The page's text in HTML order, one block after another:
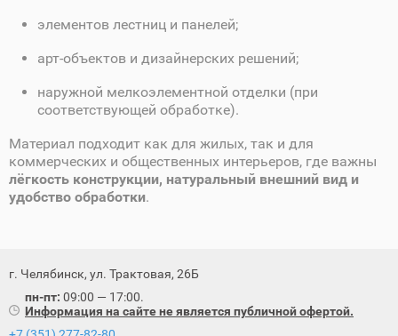
элементов лестниц и панелей;
арт‑объектов и дизайнерских решений;
наружной мелкоэлементной отделки (при
соответствующей обработке).
Материал подходит как для жилых, так и для
коммерческих и общественных интерьеров, где важны
лёгкость конструкции, натуральный внешний вид и
удобство обработки.
г. Челябинск, ул. Трактовая, 26Б
пн-пт: 09:00 — 17:00.
Информация на сайте не является публичной офертой.